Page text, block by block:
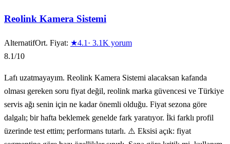
Reolink Kamera Sistemi
AlternatifOrt. Fiyat: ★4.1 · 3.1K yorum
8.1/10
Lafı uzatmayayım. Reolink Kamera Sistemi alacaksan kafanda
olması gereken soru fiyat değil, reolink marka güvencesi ve Türkiye
servis ağı senin için ne kadar önemli olduğu. Fiyat sezona göre
dalgalı; bir hafta beklemek genelde fark yaratıyor. İki farklı profil
üzerinde test ettim; performans tutarlı. ⚠️ Eksisi açık: fiyat